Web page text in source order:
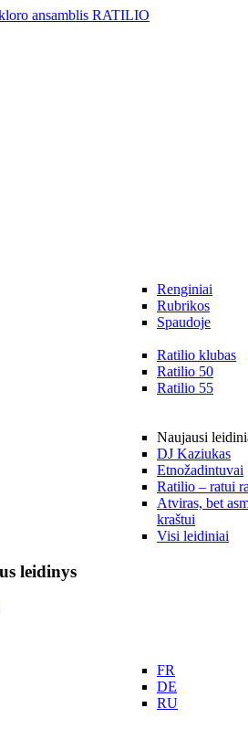
Renginiai
Rubrikos
Spaudoje
Ratilio klubas
Ratilio 50
Ratilio 55
Naujausi
DJ Kaziukas
Etnožadintuvai
Ratilio – ratui
Atviras, bet
kraštui
Visi leidiniai
leidinys
FR
DE
RU